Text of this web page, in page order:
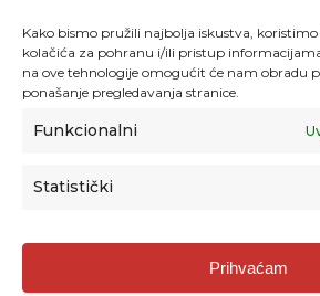
Kako bismo pružili najbolja iskustva,
kolačića za pohranu i/ili pristup
na ove tehnologije omogućit će nam obradu
ponašanje pregledavanja stranice.
Funkcionalni
Statistički
Prihvaćam
Agencija za odgoj i obrazovanje
Donje Svetice 38, 10000 Zagreb